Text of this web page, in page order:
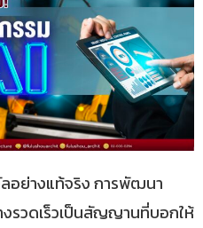
อย่างแท้จริง การพัฒนา
งรวดเร็วเป็นสัญญานที่บอกให้